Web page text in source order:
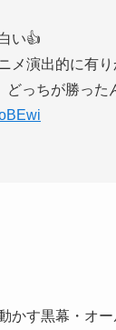
い👍
演出的に有り
っちが勝った
す黒幕・オー